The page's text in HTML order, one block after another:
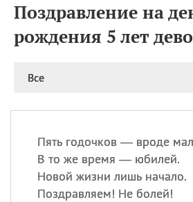
Поздравление на
рождения 5 лет
Все
Пять годочков — вроде
В то же время — юбилей.
Новой жизни лишь начало.
Поздравляем! Не болей!
09.08
11.08
11.08